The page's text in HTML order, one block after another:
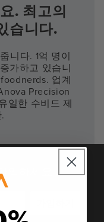
. 최고의
습니다.
니다. 1억 명이
가하고 있습니
업계
Precision
일한 수비드 제
입하세요